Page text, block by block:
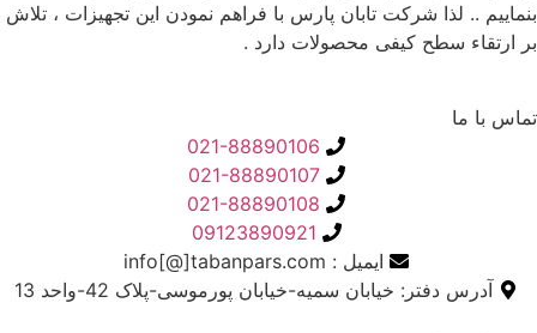
بنماییم .. لذا شرکت تابان پارس با فراهم نمودن این تجهیزات ، تلاش
بر ارتقاء سطح کیفی محصولات دارد .
تماس با ما
021-88890106
021-88890107
021-88890108
09123890921
ایمیل : info[@]tabanpars.com
آدرس دفتر: خیابان سمیه-خیابان پورموسی-پلاک 42-واحد 13